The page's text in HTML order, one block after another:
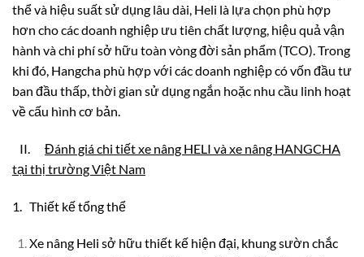
thể và hiệu suất sử dụng lâu dài, Heli là lựa chọn phù hợp
hơn cho các doanh nghiệp ưu tiên chất lượng, hiệu quả vận
hành và chi phí sở hữu toàn vòng đời sản phẩm (TCO). Trong
khi đó, Hangcha phù hợp với các doanh nghiệp có vốn đầu tư
ban đầu thấp, thời gian sử dụng ngắn hoặc nhu cầu linh hoạt
về cấu hình cơ bản.
II. Đánh giá chi tiết xe nâng HELI và xe nâng HANGCHA
tại thị trường Việt Nam
1. Thiết kế tổng thể
Xe nâng Heli sở hữu thiết kế hiện đại, khung sườn chắc